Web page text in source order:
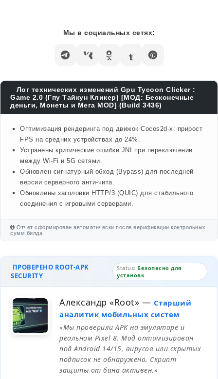
Мы в социальных сетях:
Лог технических изменений Gpu Tycoon Clicker :
Game 2.0 (Гпу Тайкун Кликер) [МОД: Бесконечные
деньги, Монеты и Мега MOD] (Build 3436)
Оптимизация рендеринга под движок Cocos2d-x: прирост
FPS на средних устройствах до 24%.
Устранены критические ошибки JNI при переключении
между Wi-Fi и 5G сетями.
Обновлен сигнатурный обход (Bypass) для последней
версии серверного анти-чита.
Обновлены заголовки HTTP/3 (QUIC) для стабильного
соединения с игровыми серверами.
Отчет сформирован автоматически после верификации контрольных
сумм билда.
ПРОВЕРЕНО ROOT-APK
SECURITY
Status: Безопасно для
установк
Александр «Root» — Старший
аналитик мобильных систем
«Мы проверили APK на эмуляторе и
реальном Pixel 8. Мод оптимизирован
под Android 14/15, вирусов или скрытых
подписок не обнаружено. Скрипт
защиты от бана активен.»